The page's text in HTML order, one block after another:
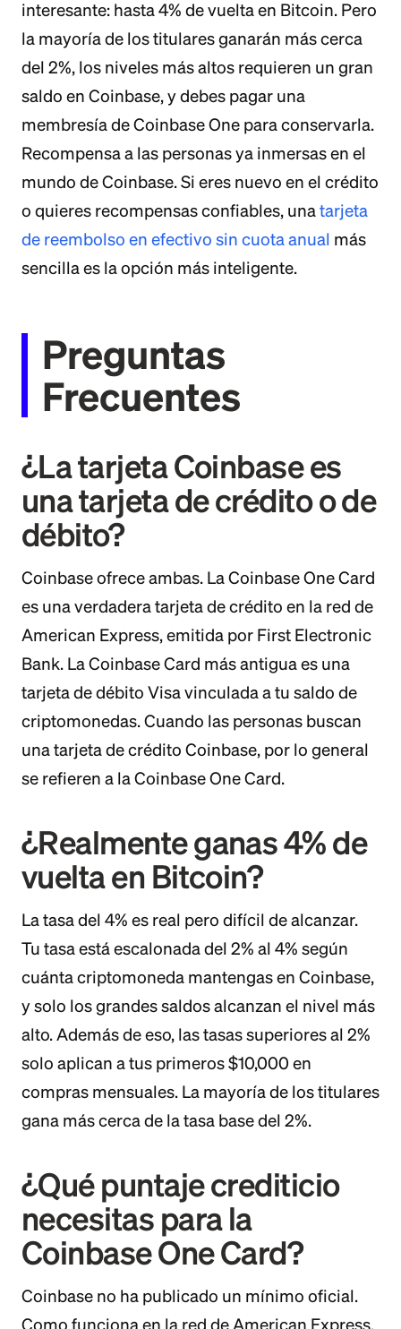
interesante: hasta 4% de vuelta en Bitcoin. Pero
la mayoría de los titulares ganarán más cerca
del 2%, los niveles más altos requieren un gran
saldo en Coinbase, y debes pagar una
membresía de Coinbase One para conservarla.
Recompensa a las personas ya inmersas en el
mundo de Coinbase. Si eres nuevo en el crédito
o quieres recompensas confiables, unatarjeta
de reembolso en efectivo sin cuota anual más
sencilla es la opción más inteligente.
Preguntas
Frecuentes
¿La tarjeta Coinbase es
una tarjeta de crédito o de
débito?
Coinbase ofrece ambas. La Coinbase One Card
es una verdadera tarjeta de crédito en la red de
American Express, emitida por First Electronic
Bank. La Coinbase Card más antigua es una
tarjeta de débito Visa vinculada a tu saldo de
criptomonedas. Cuando las personas buscan
una tarjeta de crédito Coinbase, por lo general
se refieren a la Coinbase One Card.
¿Realmente ganas 4% de
vuelta en Bitcoin?
La tasa del 4% es real pero difícil de alcanzar.
Tu tasa está escalonada del 2% al 4% según
cuánta criptomoneda mantengas en Coinbase,
y solo los grandes saldos alcanzan el nivel más
alto. Además de eso, las tasas superiores al 2%
solo aplican a tus primeros $10,000 en
compras mensuales. La mayoría de los titulares
gana más cerca de la tasa base del 2%.
¿Qué puntaje crediticio
necesitas para la
Coinbase One Card?
Coinbase no ha publicado un mínimo oficial.
Como funciona en la red de American Express,